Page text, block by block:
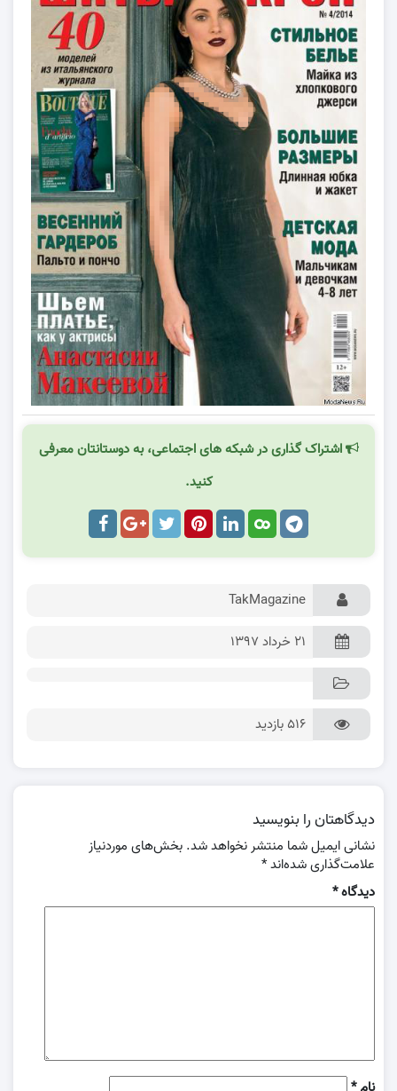
اشتراک گذاری در شبکه های اجتماعی، به دوستانتان معرفی
کنید.
TakMagazine
۲۱ خرداد ۱۳۹۷
516 بازدید
دیدگاهتان را بنویسید
نشانی ایمیل شما منتشر نخواهد شد. بخش‌های موردنیاز
علامت‌گذاری شده‌اند*
دیدگاه*